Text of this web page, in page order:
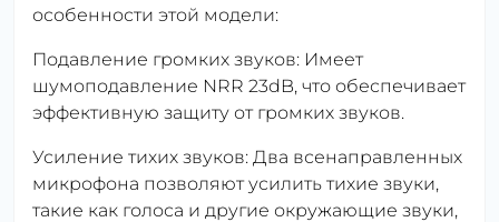
особенности этой модели:
Подавление громких звуков: Имеет
шумоподавление NRR 23dB, что обеспечивает
эффективную защиту от громких звуков.
Усиление тихих звуков: Два всенаправленных
микрофона позволяют усилить тихие звуки,
такие как голоса и другие окружающие звуки,